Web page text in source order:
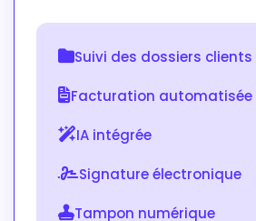
Suivi des dossiers clients
Facturation automatisée
IA intégrée
Signature électronique
Tampon numérique